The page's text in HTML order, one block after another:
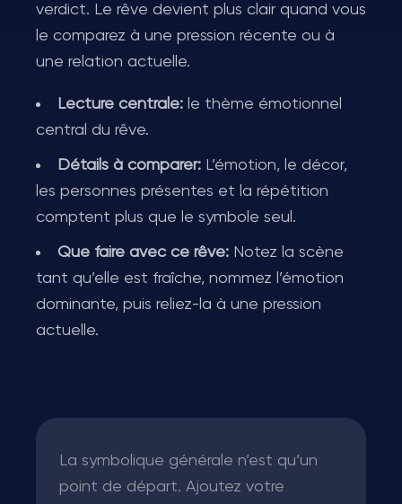
verdict. Le rêve devient plus clair quand vous
le comparez à une pression récente ou à
une relation actuelle.
Lecture centrale: le thème émotionnel
central du rêve.
Détails à comparer: L’émotion, le décor,
les personnes présentes et la répétition
comptent plus que le symbole seul.
Que faire avec ce rêve: Notez la scène
tant qu’elle est fraîche, nommez l’émotion
dominante, puis reliez-la à une pression
actuelle.
La symbolique générale n’est qu’un
point de départ. Ajoutez votre